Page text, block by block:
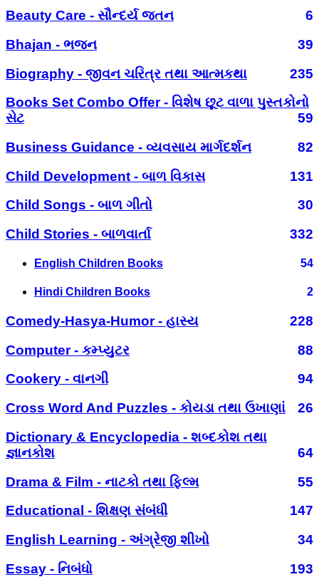
Beauty Care - સૌન્દર્ય જતન
6
Bhajan - ભજન
39
Biography - જીવન ચરિત્ર તથા આત્મકથા
235
Books Set Combo Offer - વિશેષ છૂટ વાળા પુસ્તકોનો
સેટ
59
Business Guidance - વ્યવસાય માર્ગદર્શન
82
Child Development - બાળ વિકાસ
131
Child Songs - બાળ ગીતો
30
Child Stories - બાળવાર્તા
332
English Children Books 54
Hindi Children Books 2
Comedy-Hasya-Humor - હાસ્ય
228
Computer - કમ્પ્યુટર
88
Cookery - વાનગી
94
Cross Word And Puzzles - કોયડા તથા ઉખાણાં
26
Dictionary & Encyclopedia - શબ્દકોશ તથા
જ્ઞાનકોશ
64
Drama & Film - નાટકો તથા ફિલ્મ
55
Educational - શિક્ષણ સંબંધી
147
English Learning - અંગ્રેજી શીખો
34
Essay - નિબંધો
193